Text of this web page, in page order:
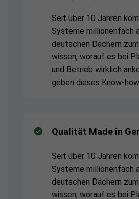
Seit über 10 Jahren
Systeme millionenfach
deutschen Dächern
wissen, worauf es bei
und Betrieb wirklich
geben dieses Know-
Qualität Made in
Seit über 10 Jahren
Systeme millionenfach
deutschen Dächern
wissen, worauf es bei